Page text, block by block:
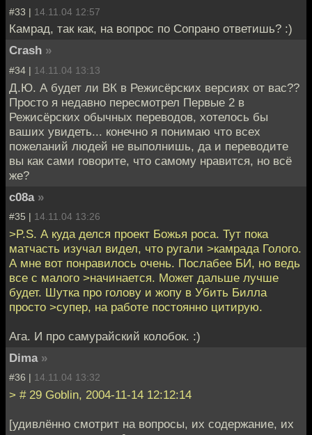
#33 | 14.11.04 12:57
Камрад, так как, на вопрос по Сопрано ответишь? :)
Crash »
#34 | 14.11.04 13:13
Д.Ю. А будет ли ВК в Режисёрских версиях от вас??
Просто я недавно пересмотрел Первые 2 в
Режисёрских обычных переводов, хотелось бы
ваших увидеть... конечно я понимаю что всех
пожеланий людей не выполнишь, да и переводите
вы как сами говорите, что самому нравится, но всё
же?
c08a »
#35 | 14.11.04 13:26
>P.S. А куда делся проект Божья роса. Тут пока
матчасть изучал видел, что ругали >камрада Голого.
А мне вот понравилось очень. Послабее БИ, но ведь
все с малого >начинается. Может дальше лучше
будет. Шутка про голову и жопу в Убить Билла
просто >супер, на работе постоянно цитирую.
Ага. И про самурайский колобок. :)
Dima »
#36 | 14.11.04 13:32
> # 29 Goblin, 2004-11-14 12:12:14
[удивлённо смотрит на вопросы, их содержание, их